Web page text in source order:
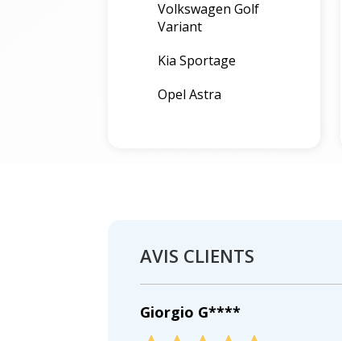
Volkswagen Golf
Variant
Kia Sportage
Opel Astra
AVIS CLIENTS
Giorgio G****